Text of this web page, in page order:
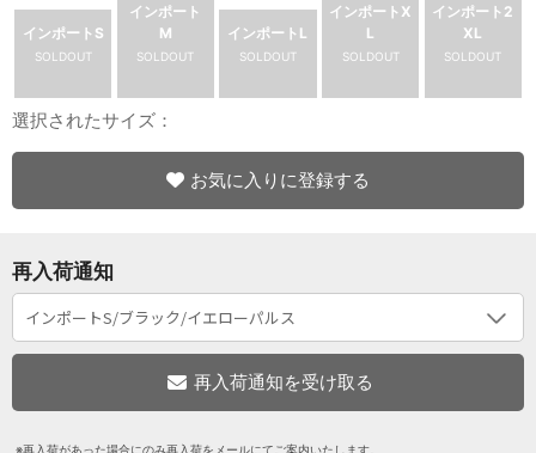
インポートS
SOLDOUT
インポート
M
SOLDOUT
インポートL
SOLDOUT
インポートX
L
SOLDOUT
インポート2
XL
SOLDOUT
選択されたサイズ：
お気に入りに登録する
再入荷通知
※再入荷があった場合にのみ再入荷をメールにてご案内いたします。